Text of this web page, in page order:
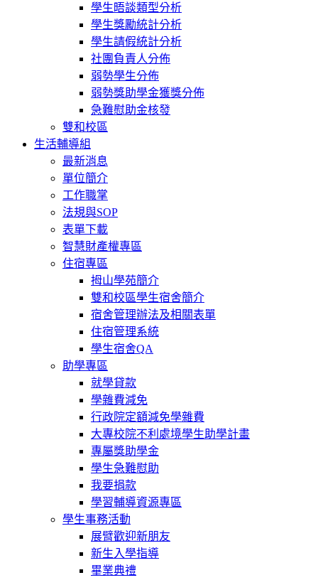
學生晤談類型分析
學生獎勵統計分析
學生請假統計分析
社團負責人分佈
弱勢學生分佈
弱勢獎助學金獲獎分佈
急難慰助金核發
雙和校區
生活輔導組
最新消息
單位簡介
工作職掌
法規與SOP
表單下載
智慧財產權專區
住宿專區
拇山學苑簡介
雙和校區學生宿舍簡介
宿舍管理辦法及相關表單
住宿管理系統
學生宿舍QA
助學專區
就學貸款
學雜費減免
行政院定額減免學雜費
大專校院不利處境學生助學計畫
專屬獎助學金
學生急難慰助
我要捐款
學習輔導資源專區
學生事務活動
展臂歡迎新朋友
新生入學指導
畢業典禮